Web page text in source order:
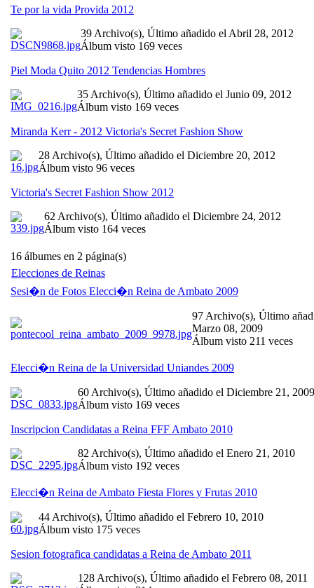
Te por la vida Provida 2012
39 Archivo(s), Último añadido el Abril 28, 2012
Álbum visto 169 veces
Piel Moda Quito 2012 Tendencias Hombres
35 Archivo(s), Último añadido el Junio 09, 2012
Álbum visto 169 veces
Miranda Kerr - 2012 Victoria's Secret Fashion Show
28 Archivo(s), Último añadido el Diciembre 20, 2012
Álbum visto 96 veces
Victoria's Secret Fashion Show 2012
62 Archivo(s), Último añadido el Diciembre 24, 2012
Álbum visto 164 veces
16 álbumes en 2 página(s)
Elecciones de Reinas
Sesi�n de Fotos Elecci�n Reina de Ambato 2009
97 Archivo(s), Último
Marzo 08, 2009
Álbum visto 211 veces
Elecci�n Reina de la Universidad Uniandes 2009
60 Archivo(s), Último añadido el Diciembre 21, 2009
Álbum visto 169 veces
Inscripcion Candidatas a Reina FFF Ambato 2010
82 Archivo(s), Último añadido el Enero 21, 2010
Álbum visto 192 veces
Elecci�n Reina de Ambato Fiesta Flores y Frutas 2010
44 Archivo(s), Último añadido el Febrero 10, 2010
Álbum visto 175 veces
Sesion fotografica candidatas a Reina de Ambato 2011
128 Archivo(s), Último añadido el Febrero 08, 2011